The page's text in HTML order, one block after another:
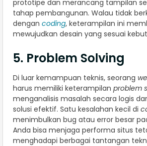
prototipe dan merancang tampilan
tahap pembangunan. Walau tidak
dengan coding, keterampilan ini
mewujudkan desain yang sesuai
5. Problem Solving
Di luar kemampuan teknis, seorang
harus memiliki keterampilan problem
menganalisis masalah secara logis
solusi efektif. Satu kesalahan kecil di
menimbulkan bug atau error besar
Anda bisa menjaga performa situs
menghadapi berbagai tantangan